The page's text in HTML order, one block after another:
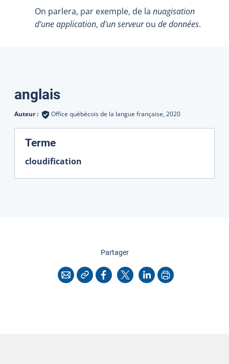
On parlera, par exemple, de la nuagisation
d'une application, d'un serveurou de données.
Traductions
anglais
Auteur : Office québécois de la langue française, 2020
Terme:
cloudification
Partagercette page
CourrielCopier l'adresse
Facebook
X LinkedInImprimer